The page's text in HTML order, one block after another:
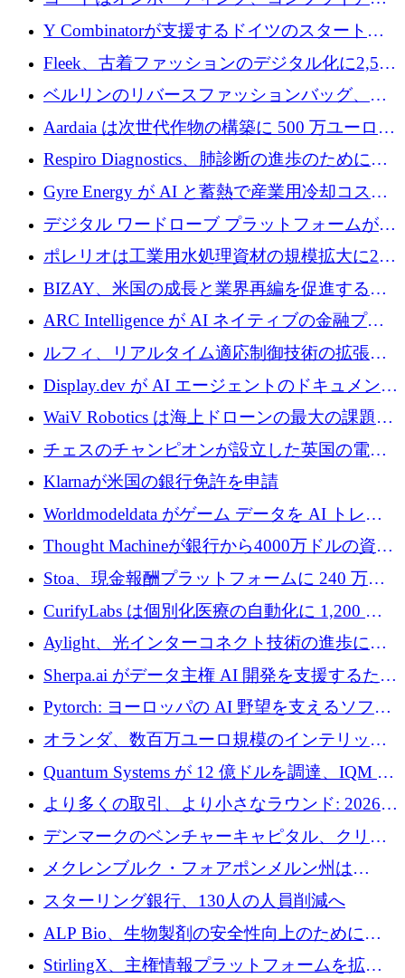
ス、支払いを統合するために 640 万ポンドを
Y Combinatorが支援するドイツのスタートア
ップFintoが340万ドルを調達、シリコンバレ
ーではなくミュンヘンを選んだと語る
Fleek、古着ファッションのデジタル化に2,500
万ドルを確保
ベルリンのリバースファッションバッグ、繊
維仕分け規模拡大に7桁の資金調達
Aardaia は次世代作物の構築に 500 万ユーロを
寄付
Respiro Diagnostics、肺診断の進歩のために
100 万ポンドを確保
Gyre Energy が AI と蓄熱で産業用冷却コスト
を削減するために 130 万ドルを調達
デジタル ワードローブ プラットフォームが
1,000 万人のユーザーに到達し、Whering が
700 万ドルを獲得
ポレリオは工業用水処理資材の規模拡大に240
万ユーロを確保
BIZAY、米国の成長と業界再編を促進するた
めに5,500万ドルを確保
ARC Intelligence が AI ネイティブの金融プラ
ットフォームを拡大するために 400 万ユーロ
ルフィ、リアルタイム適応制御技術の拡張に
810万ポンドを確保
Display.dev が AI エージェントのドキュメント
コラボレーションを強化するために 47 万ユー
WaiV Robotics は海上ドローンの最大の課題の
1 つをどのように解決しているか
チェスのチャンピオンが設立した英国の電池
材料スタートアップ TaiSan が 465 万ポンドを
Klarnaが米国の銀行免許を申請
Worldmodeldata がゲーム データを AI トレー
ニングに変えるために 700 万ポンドを獲得
Thought Machineが銀行から4000万ドルの資金
調達、年間収益1億ドルを突破
Stoa、現金報酬プラットフォームに 240 万ド
ルを確保
CurifyLabs は個別化医療の自動化に 1,200 万
ユーロを寄付
Aylight、光インターコネクト技術の進歩に向
けて450万ユーロのプレシードラウンドを終了
Sherpa.ai がデータ主権 AI 開発を支援するため
に 1,800 万ドルを調達
Pytorch: ヨーロッパの AI 野望を支えるソフト
ウェア層
オランダ、数百万ユーロ規模のインテリック
との提携で軍用ドローンにソフトウェアファ
ースト戦略を採用
Quantum Systems が 12 億ドルを調達、IQM が
米国の主要取引所で初の欧州量子企業とな
る、6 月に欧州のスタートアップ資金調達
より多くの取引、より小さなラウンド: 2026
年 6 月に欧州のスタートアップ資金調達
デンマークのベンチャーキャピタル、クリメ
ンタム・キャピタルが気候変動対策ハードウ
ェア投資として初回クローズで6,000万ユーロ
を確保
メクレンブルク・フォアポンメルン州は
Nextcloud を州全体に展開し、オープンソース
戦略を拡大
スターリング銀行、130人の人員削減へ
ALP Bio、生物製剤の安全性向上のために
Venture Kick から 16 万 1,000 ユーロを調達
StirlingX、主権情報プラットフォームを拡張